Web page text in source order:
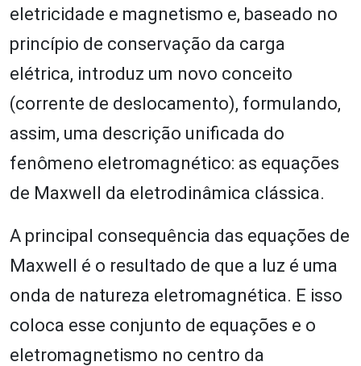
eletricidade e magnetismo e, baseado no
princípio de conservação da carga
elétrica, introduz um novo conceito
(corrente de deslocamento), formulando,
assim, uma descrição unificada do
fenômeno eletromagnético: as equações
de Maxwell da eletrodinâmica clássica.
A principal consequência das equações de
Maxwell é o resultado de que a luz é uma
onda de natureza eletromagnética. E isso
coloca esse conjunto de equações e o
eletromagnetismo no centro da